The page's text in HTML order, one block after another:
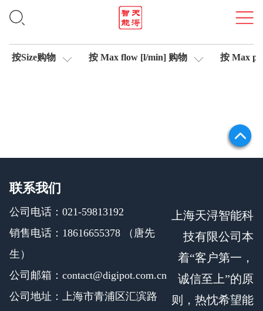
比例阀
按Size购物 按 Max flow [l/min] 购物 按 Max
联系我们
公司电话：021-59813192
销售电话：18616655378 （唐先
生）
公司邮箱：contact@digipot.com.cn
公司地址：上海市青浦区汇滨路
上海天浔智能科
技有限公司本
着“客户第一，
诚信至上”的原
则，热忱希望能